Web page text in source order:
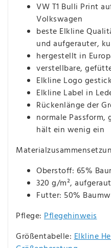
VW T1 Bulli Print
Volkswagen
beste Elkline
und aufgerauter,
hergestellt in
verstellbare,
Elkline Logo
Elkline Label in
Rückenlänge der
normale Passform,
hält ein wenig ein
Oberstoff: 65%
320 g/m²,
Futter: 50%
Pflege: Pflegehinweis
Größentabelle:Elkline